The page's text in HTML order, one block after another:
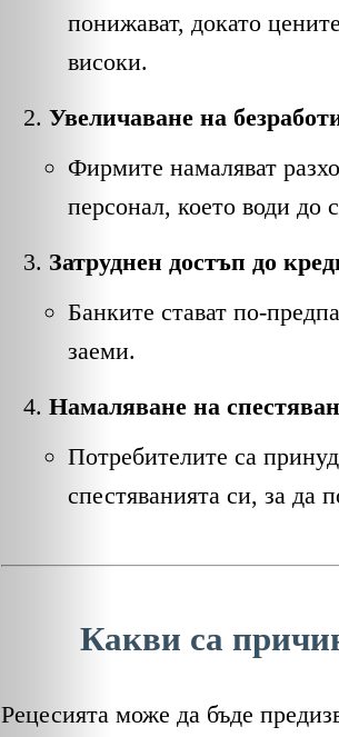
КАНТОРА
ЛИЧНОСТИ
МЕТОДИ
УСПЕХ
ОБЩЕСТВО
ОНЛАЙН
ПАРИ
ПОТРЕБИТЕЛИТЕ
ПРОФЕСИИ
понижават, докато
високи.
Увеличаване на
Фирмите намаляват
персонал, което води до
Затруднен достъп до
Банките стават по-
заеми.
Намаляване на
Потребителите са
спестяванията си, за да
Какви са
Рецесията може да бъде